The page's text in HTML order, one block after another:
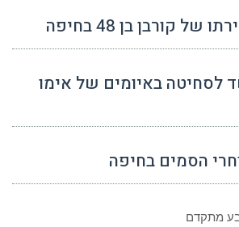
קורבן בן 48 בחיפה
לסחיטה באיומים של אימו
הסמים בחיפה